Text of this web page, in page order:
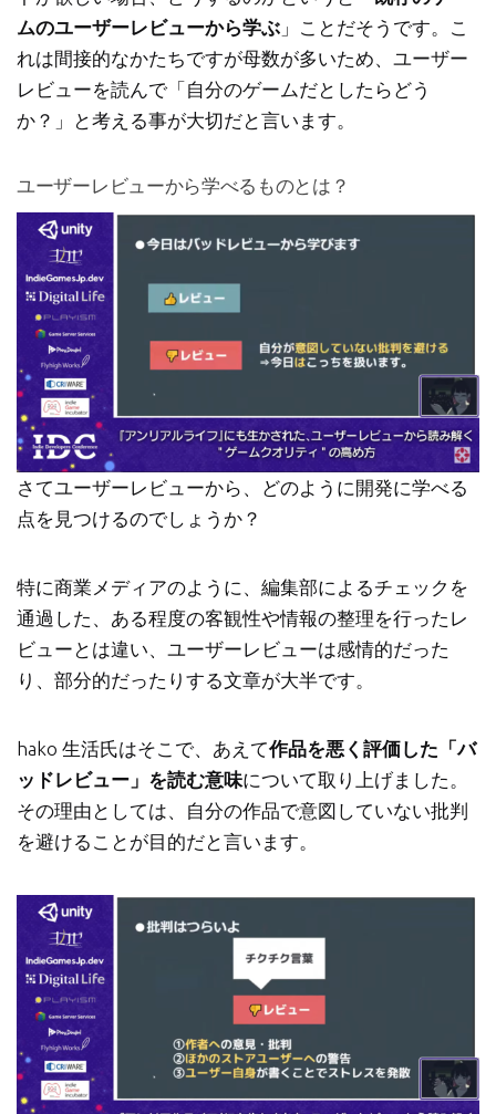
ムのユーザーレビューから学ぶ 」ことだそうです。こ
れは間接的なかたちですが母数が多いため、ユーザー
レビューを読んで「自分のゲームだとしたらどう
か？」と考える事が大切だと言います。
ユーザーレビューから学べるものとは？
さてユーザーレビューから、どのように開発に学べる
点を見つけるのでしょうか？
特に商業メディアのように、編集部によるチェックを
通過した、ある程度の客観性や情報の整理を行ったレ
ビューとは違い、ユーザーレビューは感情的だった
り、部分的だったりする文章が大半です。
hako 生活氏はそこで、あえて作品を悪く評価した「バ
ッドレビュー」を読む意味について取り上げました。
その理由としては、自分の作品で意図していない批判
を避けることが目的だと言います。